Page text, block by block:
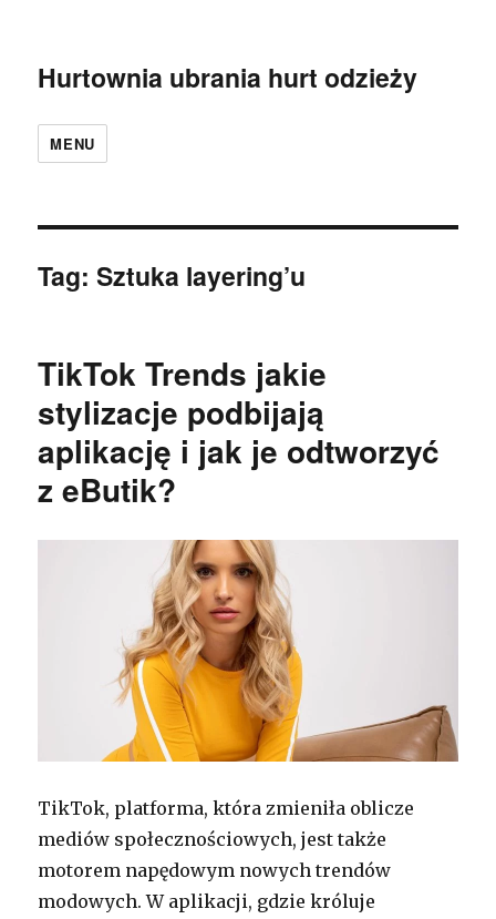
Hurtownia ubrania hurt odzieży
MENU
Tag:Sztuka layering’u
TikTok Trends jakie
stylizacje podbijają
aplikację i jak je odtworzyć
z eButik?
TikTok, platforma, która zmieniła oblicze
mediów społecznościowych, jest także
motorem napędowym nowych trendów
modowych. W aplikacji, gdzie króluje